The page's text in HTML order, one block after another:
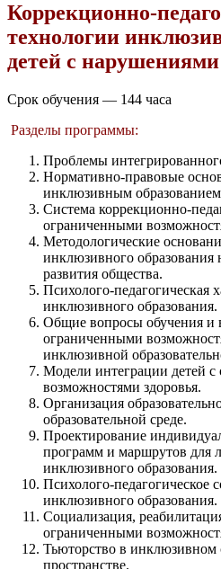
Коррекционно-
технологии
детей с
Срок обучения — 144 часа
Разделы программы:
Проблемы
Нормативно-правовые
инклюзивным
Система коррекционно-
ограниченными
Методологические
инклюзивного образования
развития общества.
Психолого-педагогическая
инклюзивного образования.
Общие вопросы обучения и
ограниченными
инклюзивной
Модели интеграции детей
возможностями здоровья.
Организация
образовательной среде.
Проектирование
программ и маршрутов для
инклюзивного образования.
Психолого-педагогическое
инклюзивного образования.
Социализация,
ограниченными
Тьюторство в инклюзивном
пространстве.